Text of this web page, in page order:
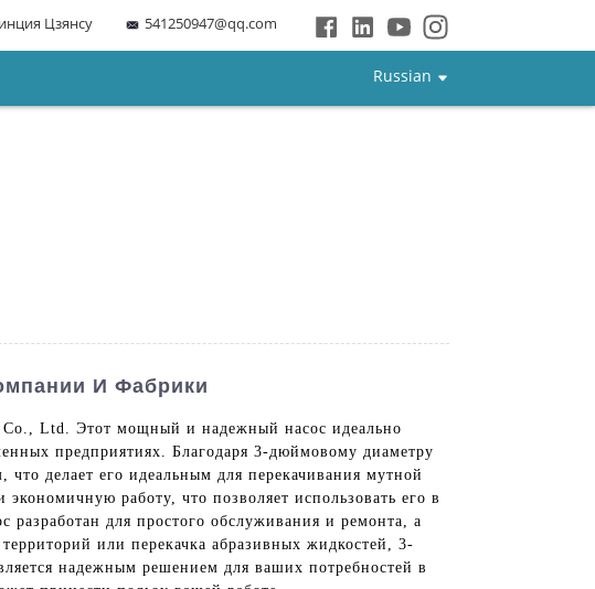
Цзянсу 541250947@qq.com
Russian
И Фабрики
Co., Ltd. Этот мощный и надежный насос идеально
предприятиях. Благодаря 3-дюймовому диаметру
делает его идеальным для перекачивания мутной
работу, что позволяет использовать его в
для простого обслуживания и ремонта, а
или перекачка абразивных жидкостей, 3-
надежным решением для ваших потребностей в